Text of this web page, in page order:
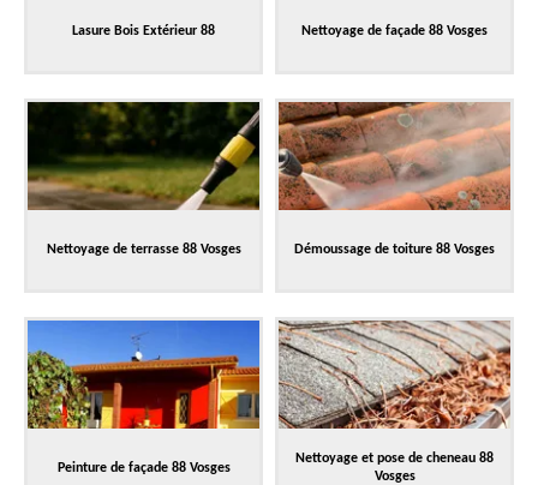
Lasure Bois Extérieur 88 Nettoyage de façade 88 Vosges
Nettoyage de terrasse 88 Vosges Démoussage de toiture 88 Vosges
Peinture de façade 88 Vosges
Nettoyage et pose de cheneau 88
Vosges